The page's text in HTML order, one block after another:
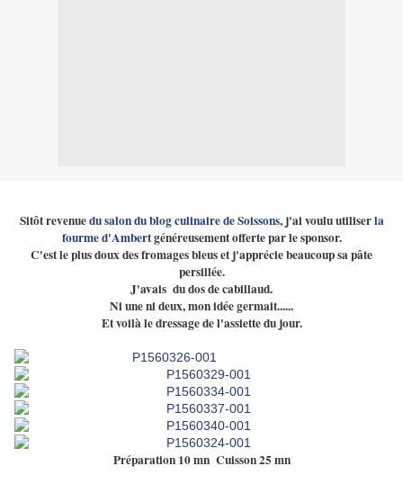
Sitôt revenuedu salon du blog culinaire de Soissons, j'ai voulu utiliserla
fourme d'Ambertgénéreusement offerte par le sponsor.
C'est le plus doux des fromages bleus et j'apprécie beaucoup sa pâte
persillée.
J'avais du dos de cabillaud.
Ni une ni deux, mon idée germait......
Et voilà le dressage de l'assiette du jour.
Préparation 10 mn Cuisson 25 mn